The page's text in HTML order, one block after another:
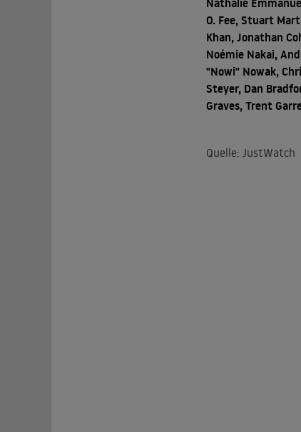
O. Fee, Stuart
Khan, Jonathan
Noémie Nakai,
"Nowi" Nowak,
Steyer, Dan
Graves, Trent
Quelle: JustWatch